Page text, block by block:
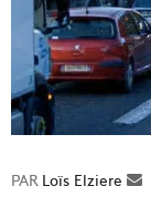
Loïs Elziere